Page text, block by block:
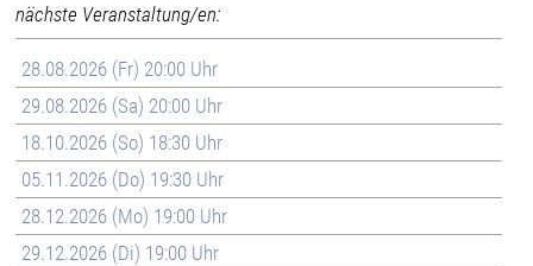
nächste Veranstaltung/en:
28.08.2026 (Fr) 20:00 Uhr
29.08.2026 (Sa) 20:00 Uhr
18.10.2026 (So) 18:30 Uhr
05.11.2026 (Do) 19:30 Uhr
28.12.2026 (Mo) 19:00 Uhr
29.12.2026 (Di) 19:00 Uhr